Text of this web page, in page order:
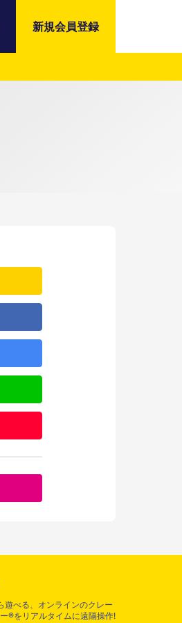
新規会員登録
遊べる、オンラインのクレー
®をリアルタイムに遠隔操作!